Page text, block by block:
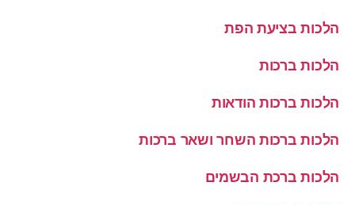
הלכות בציעת הפת
הלכות ברכות
הלכות ברכות הודאות
הלכות ברכות השחר ושאר ברכות
הלכות ברכת הבשמים